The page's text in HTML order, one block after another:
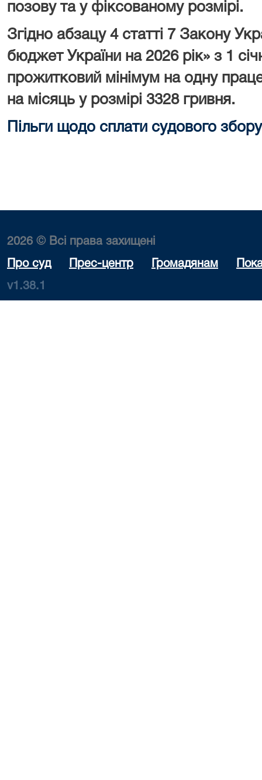
позову та у фіксованому розмірі.
Згідно абзацу 4 статті 7 Закону
бюджет України на 2026 рік» з 1
прожитковий мінімум на одну
на місяць у розмірі 3328 гривня.
Пільги щодо сплати судового збору
2026 © Всі права захищені
Про суд Прес-центр Громадянам
v1.38.1